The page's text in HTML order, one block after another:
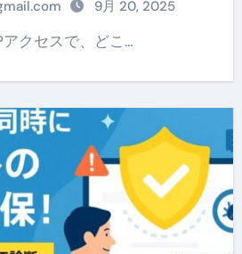
9月 20, 2025
アクセスで、どこ…